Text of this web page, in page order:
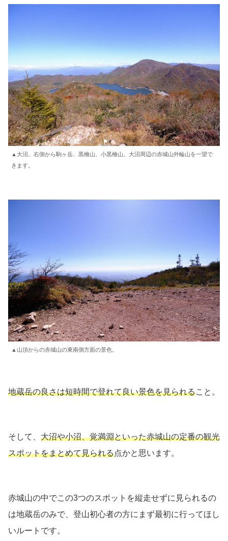
▲大沼。右側から駒ヶ岳、黒檜山、小黒檜山。大沼周辺の赤城山外輪山を一望で
きます。
▲山頂からの赤城山の東南側方面の景色。
地蔵岳の良さは短時間で登れて良い景色を見られること。
そして、 大沼や小沼、覚満淵といった赤城山の定番の観光
スポットをまとめて見られる点かと思います。
赤城山の中でこの3つのスポットを縦走せずに見られるの
は地蔵岳のみで、登山初心者の方にまず最初に行ってほし
いルートです。